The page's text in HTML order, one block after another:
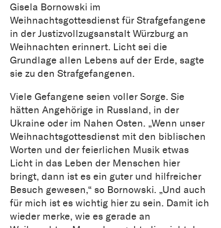
Gisela Bornowski im
Weihnachtsgottesdienst für Strafgefangene
in der Justizvollzugsanstalt Würzburg an
Weihnachten erinnert. Licht sei die
Grundlage allen Lebens auf der Erde, sagte
sie zu den Strafgefangenen.
Viele Gefangene seien voller Sorge. Sie
hätten Angehörige in Russland, in der
Ukraine oder im Nahen Osten. „Wenn unser
Weihnachtsgottesdienst mit den biblischen
Worten und der feierlichen Musik etwas
Licht in das Leben der Menschen hier
bringt, dann ist es ein guter und hilfreicher
Besuch gewesen,“ so Bornowski. „Und auch
für mich ist es wichtig hier zu sein. Damit ich
wieder merke, wie es gerade an